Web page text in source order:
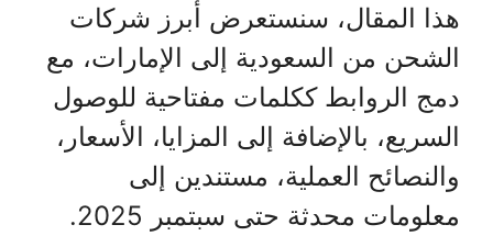
هذا المقال، سنستعرض أبرز شركات
الشحن من السعودية إلى الإمارات، مع
دمج الروابط ككلمات مفتاحية للوصول
السريع، بالإضافة إلى المزايا، الأسعار،
والنصائح العملية، مستندين إلى
معلومات محدثة حتى سبتمبر 2025.